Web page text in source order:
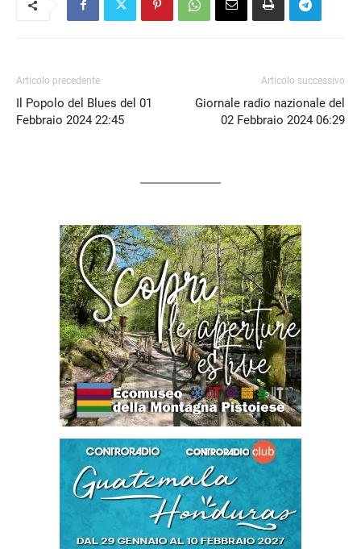
Articolo precedente
Il Popolo del Blues del 01
Febbraio 2024 22:45
Articolo successivo
Giornale radio nazionale del
02 Febbraio 2024 06:29